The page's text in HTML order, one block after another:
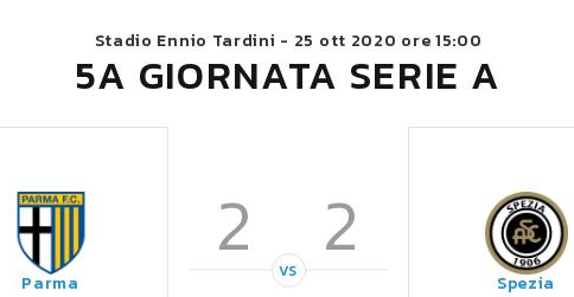
Stadio Ennio Tardini - 25 ott 2020 ore 15:00
5A GIORNATA SERIE A
Parma
2 2
VS Spezia